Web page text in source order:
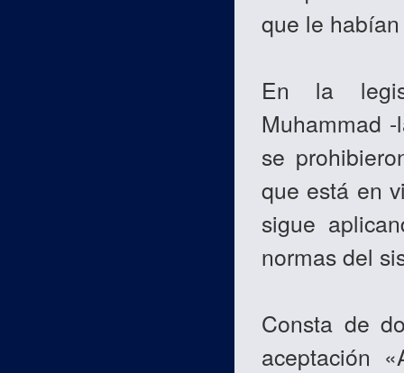
que le
En la
Muhammad
se
que está en
sigue
normas del
Consta de
aceptación